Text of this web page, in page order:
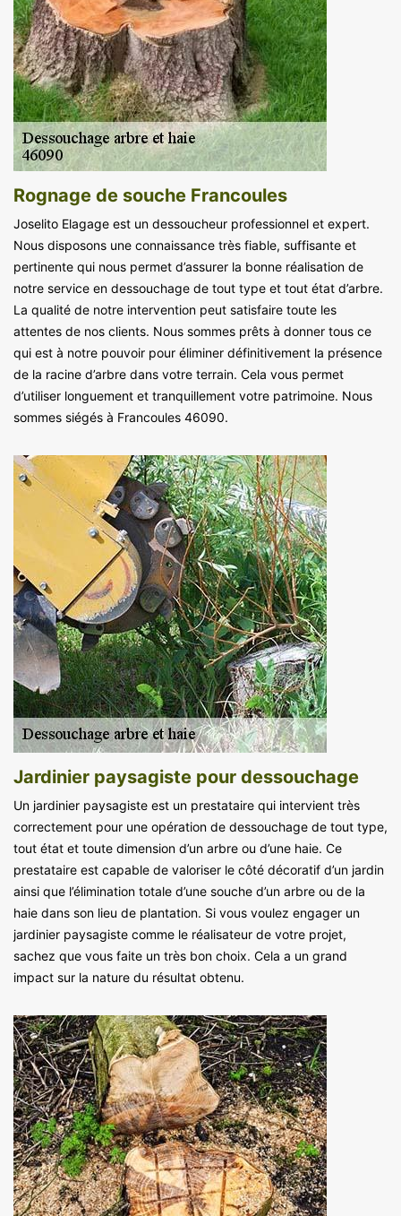
Rognage de souche Francoules
Joselito Elagage est un dessoucheur professionnel et expert.
Nous disposons une connaissance très fiable, suffisante et
pertinente qui nous permet d’assurer la bonne réalisation de
notre service en dessouchage de tout type et tout état d’arbre.
La qualité de notre intervention peut satisfaire toute les
attentes de nos clients. Nous sommes prêts à donner tous ce
qui est à notre pouvoir pour éliminer définitivement la présence
de la racine d’arbre dans votre terrain. Cela vous permet
d’utiliser longuement et tranquillement votre patrimoine. Nous
sommes siégés à Francoules 46090.
Jardinier paysagiste pour dessouchage
Un jardinier paysagiste est un prestataire qui intervient très
correctement pour une opération de dessouchage de tout type,
tout état et toute dimension d’un arbre ou d’une haie. Ce
prestataire est capable de valoriser le côté décoratif d’un jardin
ainsi que l’élimination totale d’une souche d’un arbre ou de la
haie dans son lieu de plantation. Si vous voulez engager un
jardinier paysagiste comme le réalisateur de votre projet,
sachez que vous faite un très bon choix. Cela a un grand
impact sur la nature du résultat obtenu.